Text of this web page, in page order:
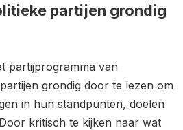
partijen grondig
partijprogramma van
grondig door te lezen om
in hun standpunten, doelen
kritisch te kijken naar wat